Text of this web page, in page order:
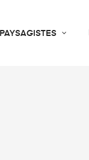
PAYSAGISTES